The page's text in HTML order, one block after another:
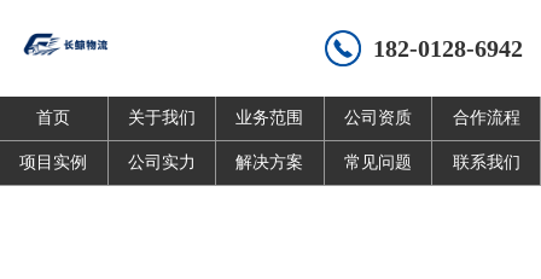
182-0128-6942
首页 关于我们 业务范围 公司资质 合作流程
项目实例 公司实力 解决方案 常见问题 联系我们